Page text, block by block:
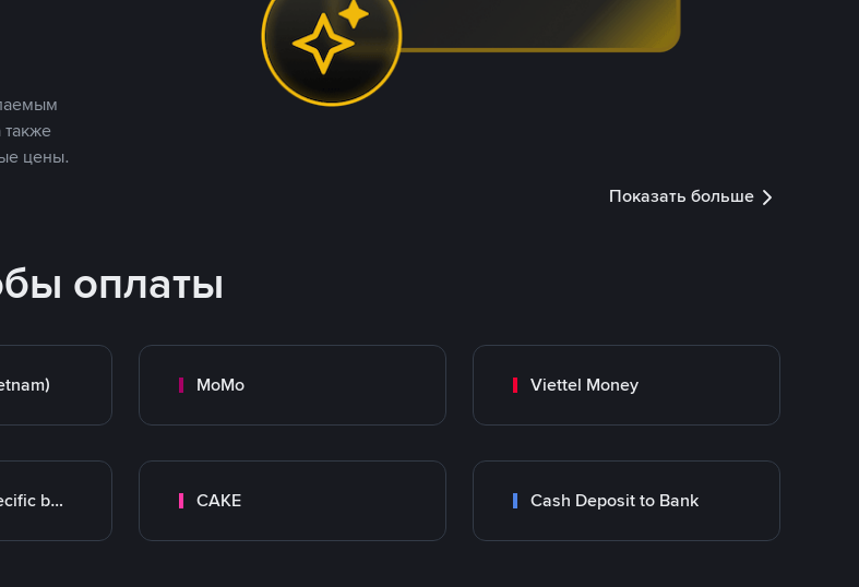
цены.
Показать больше
оплаты
MoMo Viettel Money
Transfers with specific bank CAKE Cash Deposit to Bank